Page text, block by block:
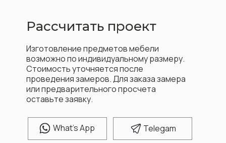
What's App Telegam
Рассчитать проект
Изготовление предметов мебели
возможно по индивидуальному размеру.
Стоимость уточняется после
проведения замеров. Для заказа замера
или предварительного просчета
оставьте заявку.